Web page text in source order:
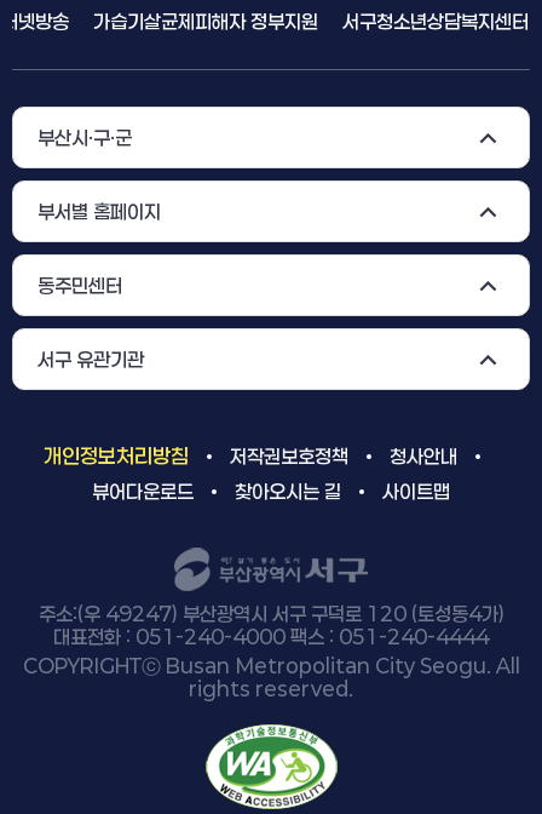
가습기살균제피해자 정부지원 서구청소년상담복지센터 공직비
부산시·구·군
부서별 홈페이지
동주민센터
서구 유관기관
개인정보처리방침 저작권보호정책
청사안내
뷰어다운로드
찾아오시는 길 사이트맵
주소:(우 49247) 부산광역시 서구 구덕로 120 (토성동4가)
대표전화 : 051-240-4000 팩스 : 051-240-4444
COPYRIGHTⓒ Busan Metropolitan City Seogu. All
rights reserved.